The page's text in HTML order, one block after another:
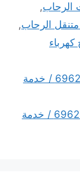
الرحاب,
الرحاب,
رقم كهربائي سيارات اشبيلية / 69622745 / خدمة
رقم كهربائي سيارات العمرية / 69622745 / خدمة